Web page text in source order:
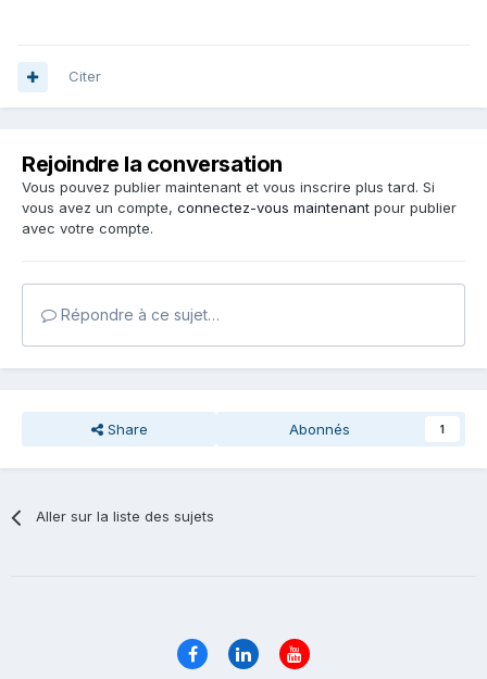
Citer
Rejoindre la conversation
Vous pouvez publier maintenant et vous inscrire plus tard. Si
vous avez un compte, connectez-vous maintenant pour publier
avec votre compte.
Répondre à ce sujet…
Share Abonnés 1
Aller sur la liste des sujets